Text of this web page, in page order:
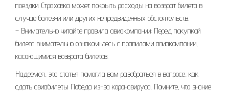
поездки. Страховка может покрыть расходы на возврат билета в
случае болезни или других непредвиденных обстоятельств.
– Внимательно читайте правила авиакомпании: Перед покупкой
билета внимательно ознакомьтесь с правилами авиакомпании,
касающимися возврата билетов.
Надеемся, эта статья помогла вам разобраться в вопросе, как
сдать авиабилеты Победа из-за коронавируса. Помните, что знание